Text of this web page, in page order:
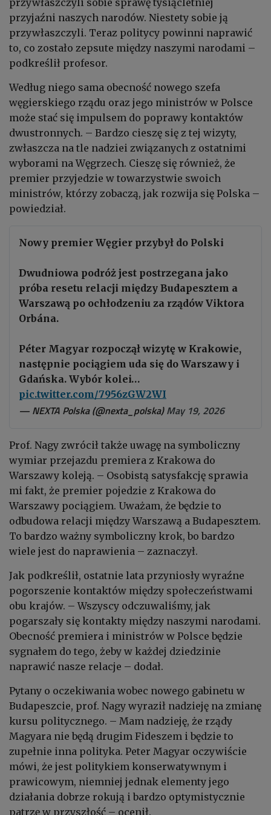
przywłaszczyli sobie sprawę tysiącletniej
przyjaźni naszych narodów. Niestety sobie ją
przywłaszczyli. Teraz politycy powinni naprawić
to, co zostało zepsute między naszymi narodami –
podkreślił profesor.
Według niego sama obecność nowego szefa
węgierskiego rządu oraz jego ministrów w Polsce
może stać się impulsem do poprawy kontaktów
dwustronnych. – Bardzo cieszę się z tej wizyty,
zwłaszcza na tle nadziei związanych z ostatnimi
wyborami na Węgrzech. Cieszę się również, że
premier przyjedzie w towarzystwie swoich
ministrów, którzy zobaczą, jak rozwija się Polska –
powiedział.
Nowy premier Węgier przybył do Polski
Dwudniowa podróż jest postrzegana jako
próba resetu relacji między Budapesztem a
Warszawą po ochłodzeniu za rządów Viktora
Orbána.
Péter Magyar rozpoczął wizytę w Krakowie,
następnie pociągiem uda się do Warszawy i
Gdańska. Wybór kolei…
pic.twitter.com/7956zGW2WI
— NEXTA Polska (@nexta_polska)May 19, 2026
Prof. Nagy zwrócił także uwagę na symboliczny
wymiar przejazdu premiera z Krakowa do
Warszawy koleją. – Osobistą satysfakcję sprawia
mi fakt, że premier pojedzie z Krakowa do
Warszawy pociągiem. Uważam, że będzie to
odbudowa relacji między Warszawą a Budapesztem.
To bardzo ważny symboliczny krok, bo bardzo
wiele jest do naprawienia – zaznaczył.
Jak podkreślił, ostatnie lata przyniosły wyraźne
pogorszenie kontaktów między społeczeństwami
obu krajów. – Wszyscy odczuwaliśmy, jak
pogarszały się kontakty między naszymi narodami.
Obecność premiera i ministrów w Polsce będzie
sygnałem do tego, żeby w każdej dziedzinie
naprawić nasze relacje – dodał.
Pytany o oczekiwania wobec nowego gabinetu w
Budapeszcie, prof. Nagy wyraził nadzieję na zmianę
kursu politycznego. – Mam nadzieję, że rządy
Magyara nie będą drugim Fideszem i będzie to
zupełnie inna polityka. Peter Magyar oczywiście
mówi, że jest politykiem konserwatywnym i
prawicowym, niemniej jednak elementy jego
działania dobrze rokują i bardzo optymistycznie
patrzę w przyszłość – ocenił.